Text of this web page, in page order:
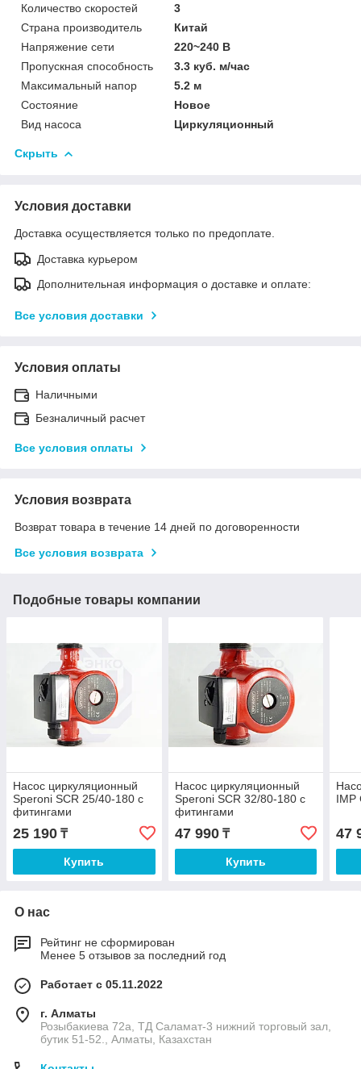
Количество скоростей
3
Страна производитель
Китай
Напряжение сети
220~240 В
Пропускная способность
3.3 куб. м/час
Максимальный напор
5.2 м
Состояние
Новое
Вид насоса
Циркуляционный
Скрыть
Условия доставки
Доставка осуществляется только по предоплате.
Доставка курьером
Дополнительная информация о доставке и оплате:
Все условия доставки
Условия оплаты
Наличными
Безналичный расчет
Все условия оплаты
Условия возврата
Возврат товара в течение 14 дней по договоренности
Все условия возврата
Подобные товары компании
Насос циркуляционный
Speroni SCR 25/40-180 с
фитингами
25 190 ₸
Купить
Насос циркуляционный
Speroni SCR 32/80-180 с
фитингами
47 990₸
Купить
IMP
47
О нас
Рейтинг не сформирован
Менее 5 отзывов за последний год
Работает с 05.11.2022
г. Алматы
Розыбакиева 72а, ТД Саламат-3 нижний торговый зал,
бутик 51-52., Алматы, Казахстан